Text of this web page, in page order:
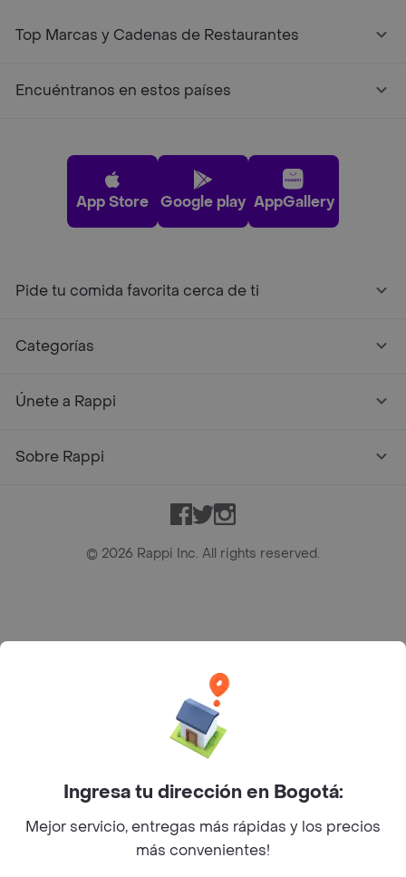
Top Marcas y Cadenas de Restaurantes
Encuéntranos en estos países
App Store Google play AppGallery
Pide tu comida favorita cerca de ti
Categorías
Únete a Rappi
Sobre Rappi
Facebook
TwitterInstagram
© 2026 Rappi Inc. All rights reserved.
Bogotá D.C. --- notificacionesrappi@rappi.com
Ingresa tu dirección en Bogotá:
Mejor servicio, entregas más rápidas y los precios
más convenientes!